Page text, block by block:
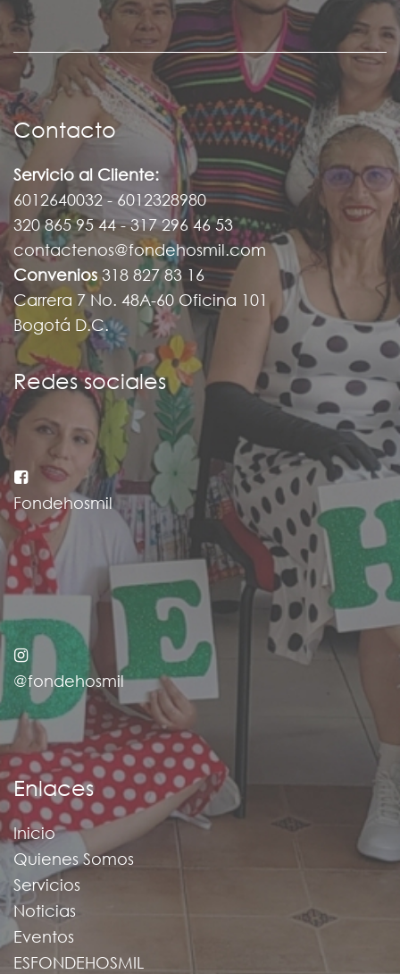
Contacto
Servicio al Cliente:
6012640032 - 6012328980
320 865 95 44 - 317 296 46 53
contactenos@fondehosmil.com
Convenios 318 827 83 16
Carrera 7 No. 48A-60 Oficina 101
Bogotá D.C.
Redes sociales
Fondehosmil
@fondehosmil
Enlaces
Inicio
Quienes Somos
Servicios
Noticias
Eventos
ESFONDEHOSMIL